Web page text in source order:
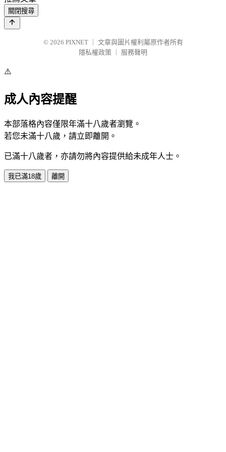
關閉搜尋
© 2026 PIXNET
文章與圖片權利屬原作者所有
隱私權政策
服務聲明
⚠️
成人內容提醒
本部落格內容僅限年滿十八歲者瀏覽。
若您未滿十八歲，請立即離開。
已滿十八歲者，亦請勿將內容提供給未成年人士。
我已滿18歲 離開